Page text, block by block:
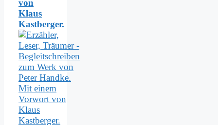
von
Klaus
Kastberger.